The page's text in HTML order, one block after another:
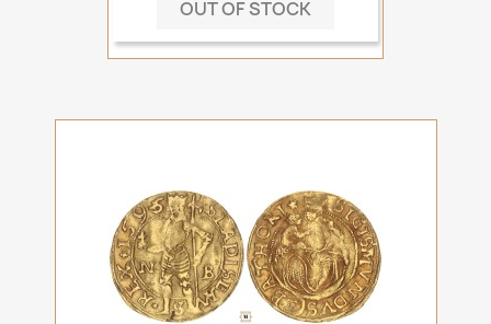
OUT OF STOCK